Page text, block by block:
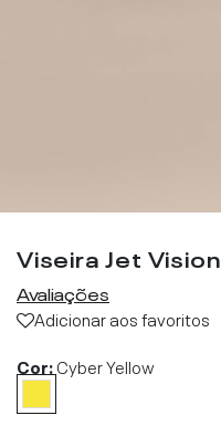
Viseira Jet Vision
Avaliações
Adicionar aos favoritos
Cor:Cyber Yellow